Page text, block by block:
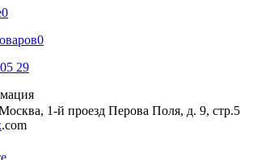
0
0
29
1-й проезд Перова Поля, д. 9, стр.5
.com